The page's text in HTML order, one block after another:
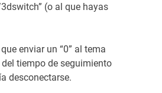
(o al que hayas
enviar un “0” al tema
tiempo de seguimiento
desconectarse.